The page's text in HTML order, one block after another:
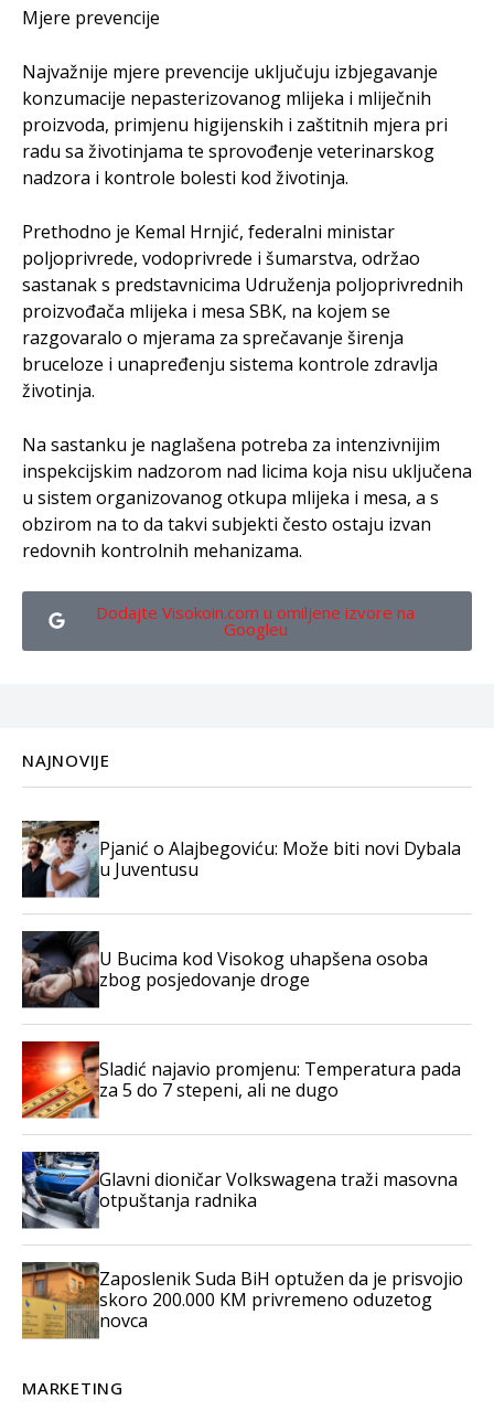
Mjere prevencije
Najvažnije mjere prevencije uključuju izbjegavanje
konzumacije nepasterizovanog mlijeka i mliječnih
proizvoda, primjenu higijenskih i zaštitnih mjera pri
radu sa životinjama te sprovođenje veterinarskog
nadzora i kontrole bolesti kod životinja.
Prethodno je Kemal Hrnjić, federalni ministar
poljoprivrede, vodoprivrede i šumarstva, održao
sastanak s predstavnicima Udruženja poljoprivrednih
proizvođača mlijeka i mesa SBK, na kojem se
razgovaralo o mjerama za sprečavanje širenja
bruceloze i unapređenju sistema kontrole zdravlja
životinja.
Na sastanku je naglašena potreba za intenzivnijim
inspekcijskim nadzorom nad licima koja nisu uključena
u sistem organizovanog otkupa mlijeka i mesa, a s
obzirom na to da takvi subjekti često ostaju izvan
redovnih kontrolnih mehanizama.
Dodajte Visokoin.com u omiljene izvore na
Googleu
NAJNOVIJE
Pjanić o Alajbegoviću: Može biti novi Dybala
u Juventusu
U Bucima kod Visokog uhapšena osoba
zbog posjedovanje droge
Sladić najavio promjenu: Temperatura pada
za 5 do 7 stepeni, ali ne dugo
Glavni dioničar Volkswagena traži masovna
otpuštanja radnika
Zaposlenik Suda BiH optužen da je prisvojio
skoro 200.000 KM privremeno oduzetog
novca
MARKETING